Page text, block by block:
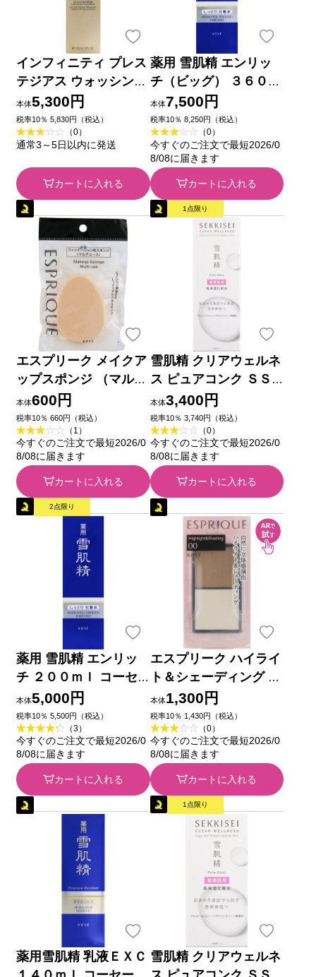
インフィニティ プレス
テジアス ウォッシング
ミルク １５０ｍｌ コ
ーセー
本体5,300円
税率10％ 5,830円（税込）
（0）
通常3～5日以内に発送
カートに入れる
薬用 雪肌精 エンリッ
チ（ビッグ） ３６０ｍ
ｌ コーセー (医薬部外
品)
本体7,500円
税率10％ 8,250円（税込）
（0）
今すぐのご注文で最短2026/0
8/08に届きます
カートに入れる
エスプリーク メイクア
ップスポンジ （マルチ
ユース） ＿ コーセー
本体600円
税率10％ 660円（税込）
（1）
今すぐのご注文で最短2026/0
8/08に届きます
カートに入れる
1点限り
雪肌精 クリアウェルネ
ス ピュアコンク ＳＳ
２００ｍＬ コーセー
本体3,400円
税率10％ 3,740円（税込）
（0）
今すぐのご注文で最短2026/0
8/08に届きます
カートに入れる
2点限り
薬用 雪肌精 エンリッ
チ ２００ｍｌ コーセ
ー (医薬部外品)
本体5,000円
税率10％ 5,500円（税込）
（3）
今すぐのご注文で最短2026/0
8/08に届きます
カートに入れる
エスプリーク ハイライ
ト＆シェーディング ０
０ ４．５ｇ コーセー
本体1,300円
税率10％ 1,430円（税込）
（0）
今すぐのご注文で最短2026/0
8/08に届きます
カートに入れる
薬用雪肌精 乳液ＥＸＣ
1点限り
雪肌精 クリアウェルネ